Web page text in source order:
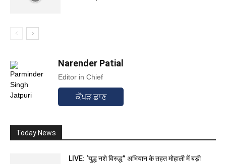
Narender Patial
Editor in Chief
ਕੱਪੜ ਛਾਣ
Today News
LIVE: ‘युद्ध नशे विरुद्ध” अभियान के तहत मोहाली में बड़ी